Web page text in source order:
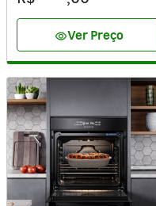
visibilityVer Preço